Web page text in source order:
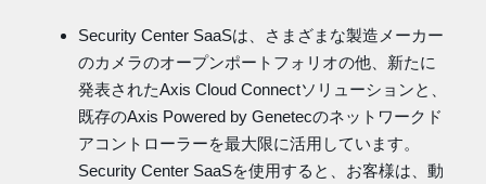
Security Center SaaSは、さまざまな製造メーカー
のカメラのオープンポートフォリオの他、新たに
発表されたAxis Cloud Connectソリューションと、
既存のAxis Powered by Genetecのネットワークド
アコントローラーを最大限に活用しています。
Security Center SaaSを使用すると、お客様は、動